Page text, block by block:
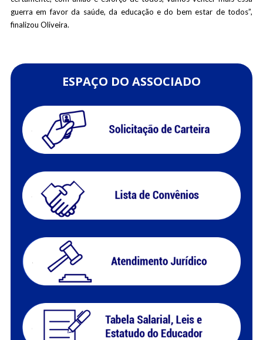
guerra em favor da saúde, da educação e do bem estar de todos”,
finalizou Oliveira.
ESPAÇO DO ASSOCIADO